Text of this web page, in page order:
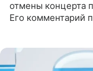
отмены концерта
Его комментарий